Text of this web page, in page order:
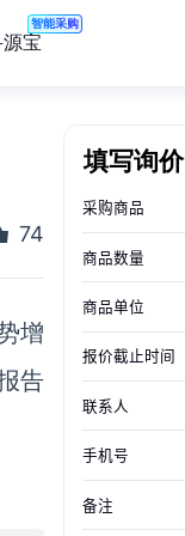
宝
智能采购
74
增
告
填写询价